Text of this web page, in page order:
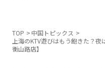
中国トピックス
TOP
中国トピックス
上海のKTV遊びはもう飽きた？夜
衡山路店】